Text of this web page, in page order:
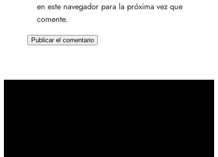
en este navegador para la próxima vez que
comente.